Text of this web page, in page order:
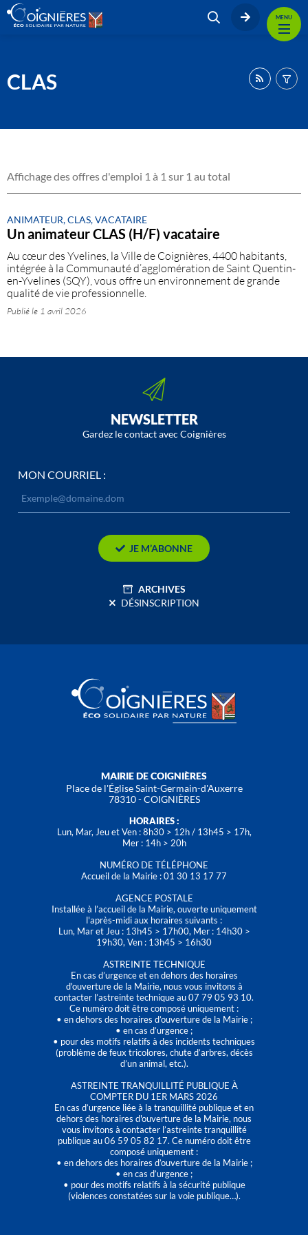
MENU
CLAS
Affichage des offres d'emploi 1 à 1 sur 1 au total
ANIMATEUR, CLAS, VACATAIRE
Un animateur CLAS (H/F) vacataire
Au cœur des Yvelines, la Ville de Coignières, 4400 habitants,
intégrée à la Communauté d’agglomération de Saint Quentin-
en-Yvelines (SQY), vous offre un environnement de grande
qualité de vie professionnelle.
Publié le 1 avril 2026
NEWSLETTER
Gardez le contact avec Coignières
MON COURRIEL :
JE M’ABONNE
ARCHIVES
DÉSINSCRIPTION
MAIRIE DE COIGNIÈRES
Place de l'Église Saint-Germain-d'Auxerre
78310 - COIGNIÈRES
HORAIRES :
Lun, Mar, Jeu et Ven : 8h30 > 12h / 13h45 > 17h,
Mer : 14h > 20h
NUMÉRO DE TÉLÉPHONE
Accueil de la Mairie : 01 30 13 17 77
AGENCE POSTALE
Installée à l’accueil de la Mairie, ouverte uniquement
l'après-midi aux horaires suivants :
Lun, Mar et Jeu : 13h45 > 17h00, Mer : 14h30 >
19h30, Ven : 13h45 > 16h30
ASTREINTE TECHNIQUE
En cas d’urgence et en dehors des horaires
d'ouverture de la Mairie, nous vous invitons à
contacter l’astreinte technique au 07 79 05 93 10.
Ce numéro doit être composé uniquement :
• en dehors des horaires d’ouverture de la Mairie ;
• en cas d’urgence ;
• pour des motifs relatifs à des incidents techniques
(problème de feux tricolores, chute d’arbres, décès
d’un animal, etc.).
ASTREINTE TRANQUILLITÉ PUBLIQUE À
COMPTER DU 1ER MARS 2026
En cas d’urgence liée à la tranquillité publique et en
dehors des horaires d'ouverture de la Mairie, nous
vous invitons à contacter l’astreinte tranquillité
publique au 06 59 05 82 17. Ce numéro doit être
composé uniquement :
• en dehors des horaires d’ouverture de la Mairie ;
• en cas d’urgence ;
• pour des motifs relatifs à la sécurité publique
(violences constatées sur la voie publique…).